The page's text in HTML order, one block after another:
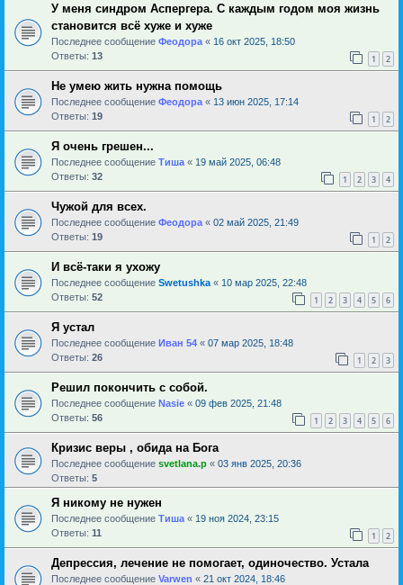
У меня синдром Аспергера. С каждым годом моя жизнь
становится всё хуже и хуже
Последнее сообщение Феодора « 16 окт 2025, 18:50
Ответы: 13 1 2
Не умею жить нужна помощь
Последнее сообщение Феодора « 13 июн 2025, 17:14
Ответы: 19 1 2
Я очень грешен...
Последнее сообщение Тиша « 19 май 2025, 06:48
Ответы: 32 1 2 3 4
Чужой для всех.
Последнее сообщение Феодора « 02 май 2025, 21:49
Ответы: 19 1 2
И всё-таки я ухожу
Последнее сообщение Swetushka « 10 мар 2025, 22:48
Ответы: 52 1 2 3 4 5 6
Я устал
Последнее сообщение Иван 54 « 07 мар 2025, 18:48
Ответы: 26 1 2 3
Решил покончить с собой.
Последнее сообщение Nasie « 09 фев 2025, 21:48
Ответы: 56 1 2 3 4 5 6
Кризис веры , обида на Бога
Последнее сообщение svetlana.p « 03 янв 2025, 20:36
Ответы: 5
Я никому не нужен
Последнее сообщение Тиша « 19 ноя 2024, 23:15
Ответы: 11 1 2
Депрессия, лечение не помогает, одиночество. Устала
Последнее сообщение Varwen « 21 окт 2024, 18:46